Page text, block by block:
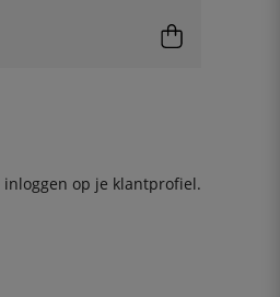
inloggen op je klantprofiel.